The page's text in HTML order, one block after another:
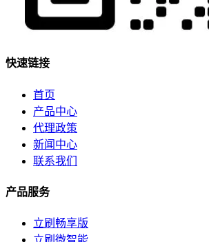
快速链接
首页
产品中心
代理政策
新闻中心
联系我们
产品服务
立刷畅享版